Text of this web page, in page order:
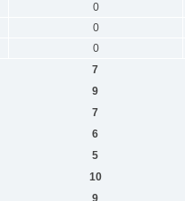
0
0
0
7
9
7
6
5
10